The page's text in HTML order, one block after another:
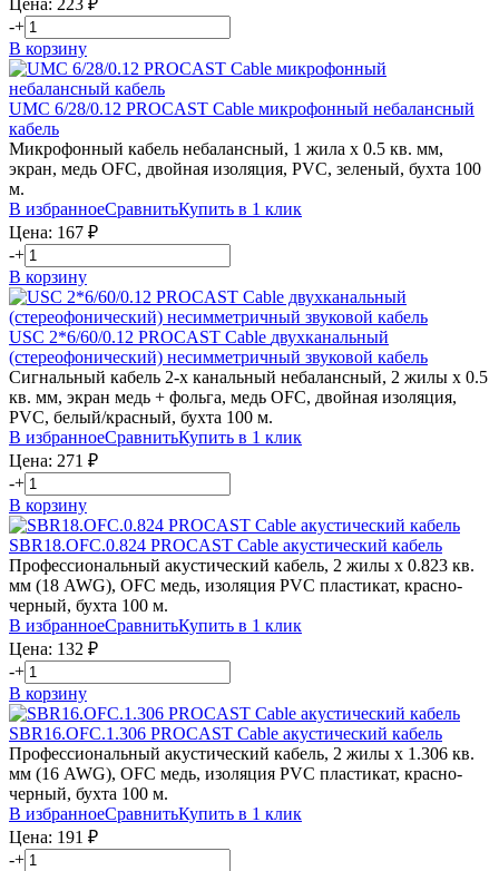
-+
В корзину
UMC 6/28/0.12 PROCAST Cable микрофонный небалансный
кабель
Микрофонный кабель небалансный, 1 жила х 0.5 кв. мм,
экран, медь OFC, двойная изоляция, PVC, зеленый, бухта 100
м.
В избранноеСравнитьКупить в 1 клик
Цена: 167 ₽
-+
В корзину
USC 2*6/60/0.12 PROCAST Cable двухканальный
(стереофонический) несимметричный звуковой кабель
Сигнальный кабель 2-х канальный небалансный, 2 жилы х 0.5
кв. мм, экран медь + фольга, медь OFC, двойная изоляция,
PVC, белый/красный, бухта 100 м.
В избранноеСравнитьКупить в 1 клик
Цена: 271 ₽
-+
В корзину
SBR18.OFC.0.824 PROCAST Cable акустический кабель
Профессиональный акустический кабель, 2 жилы х 0.823 кв.
мм (18 AWG), OFC медь, изоляция PVC пластикат, красно-
черный, бухта 100 м.
В избранноеСравнитьКупить в 1 клик
Цена: 132 ₽
-+
В корзину
SBR16.OFC.1.306 PROCAST Cable акустический кабель
Профессиональный акустический кабель, 2 жилы х 1.306 кв.
мм (16 AWG), OFC медь, изоляция PVC пластикат, красно-
черный, бухта 100 м.
В избранноеСравнитьКупить в 1 клик
Цена: 191 ₽
-+